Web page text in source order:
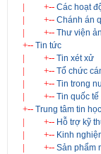
| +-- Các hoạt
| +-- Chánh án
| +-- Thư viện
+-- Tin tức
| +-- Tin xét xử
| +-- Tổ chức
| +-- Tin trong
| +-- Tin quốc tế
+-- Trung tâm tin học
| +-- Hỗ trợ kỹ
| +-- Kinh
| +-- Sản phẩm